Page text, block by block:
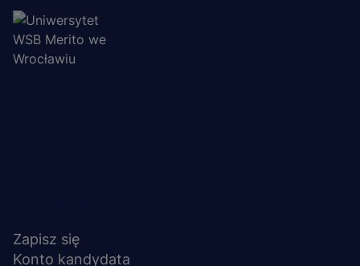
stopka
Zapisz się
Konto kandydata